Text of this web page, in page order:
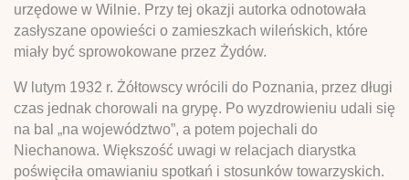
urzędowe w Wilnie. Przy tej okazji autorka odnotowała
zasłyszane opowieści o zamieszkach wileńskich, które
miały być sprowokowane przez Żydów.
W lutym 1932 r. Żółtowscy wrócili do Poznania, przez długi
czas jednak chorowali na grypę. Po wyzdrowieniu udali się
na bal „na województwo”, a potem pojechali do
Niechanowa. Większość uwagi w relacjach diarystka
poświęciła omawianiu spotkań i stosunków towarzyskich.